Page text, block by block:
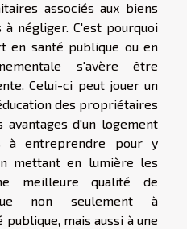
associés aux biens
négliger. C'est pourquoi
en santé publique ou en
s'avère être
Celui-ci peut jouer un
des propriétaires
d'un logement
à entreprendre pour y
mettant en lumière les
meilleure qualité de
non seulement à
mais aussi à une